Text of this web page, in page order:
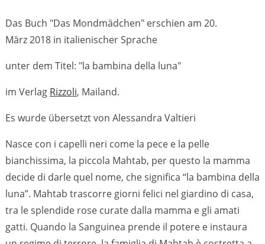
Das Buch "Das Mondmädchen" erschien am 20.
März 2018 in italienischer Sprache
unter dem Titel: "la bambina della luna"
im Verlag Rizzoli, Mailand.
Es wurde übersetzt von Alessandra Valtieri
Nasce con i capelli neri come la pece e la pelle
bianchissima, la piccola Mahtab, per questo la mamma
decide di darle quel nome, che significa “la bambina della
luna”. Mahtab trascorre giorni felici nel giardino di casa,
tra le splendide rose curate dalla mamma e gli amati
gatti. Quando la Sanguinea prende il potere e instaura